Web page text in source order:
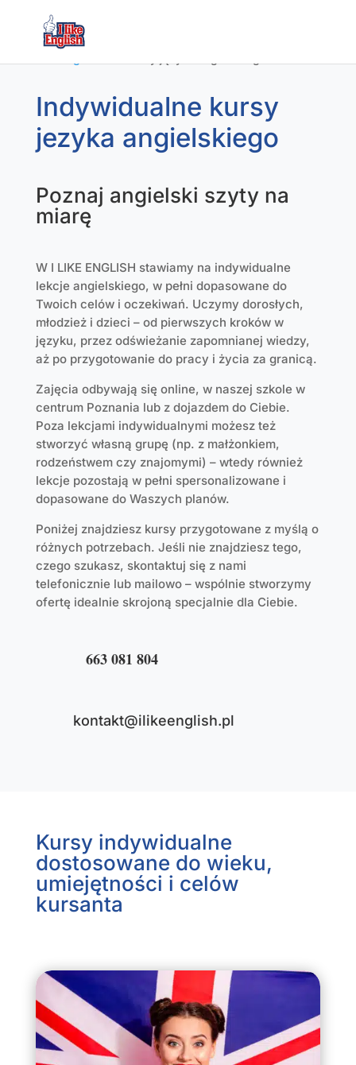
Indywidualne kursy
jezyka angielskiego
Poznaj angielski szyty na
miarę
W I LIKE ENGLISH stawiamy na indywidualne
lekcje angielskiego, w pełni dopasowane do
Twoich celów i oczekiwań. Uczymy dorosłych,
młodzież i dzieci – od pierwszych kroków w
języku, przez odświeżanie zapomnianej wiedzy,
aż po przygotowanie do pracy i życia za granicą.
Zajęcia odbywają się online, w naszej szkole w
centrum Poznania lub z dojazdem do Ciebie.
Poza lekcjami indywidualnymi możesz też
stworzyć własną grupę (np. z małżonkiem,
rodzeństwem czy znajomymi) – wtedy również
lekcje pozostają w pełni spersonalizowane i
dopasowane do Waszych planów.
Poniżej znajdziesz kursy przygotowane z myślą o
różnych potrzebach. Jeśli nie znajdziesz tego,
czego szukasz, skontaktuj się z nami
telefonicznie lub mailowo – wspólnie stworzymy
ofertę idealnie skrojoną specjalnie dla Ciebie.
663 081 804
kontakt@ilikeenglish.pl
Kursy indywidualne
dostosowane do wieku,
umiejętności i celów
kursanta